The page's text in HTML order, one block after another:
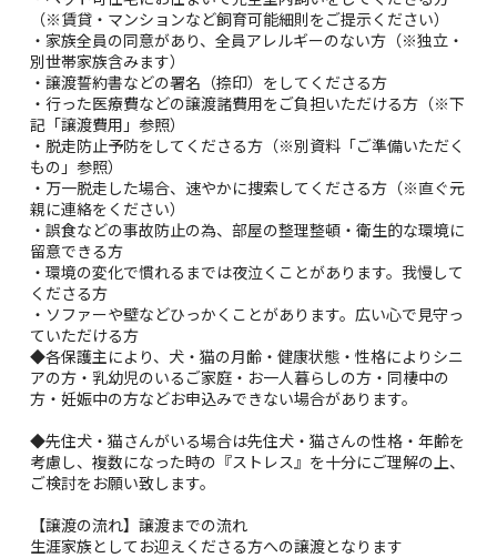
（※賃貸・マンションなど飼育可能細則をご提示ください）
・家族全員の同意があり、全員アレルギーのない方（※独立・
別世帯家族含みます）
・譲渡誓約書などの署名（捺印）をしてくださる方
・行った医療費などの譲渡諸費用をご負担いただける方（※下
記「譲渡費用」参照）
・脱走防止予防をしてくださる方（※別資料「ご準備いただく
もの」参照）
・万一脱走した場合、速やかに捜索してくださる方（※直ぐ元
親に連絡をください）
・誤食などの事故防止の為、部屋の整理整頓・衛生的な環境に
留意できる方
・環境の変化で慣れるまでは夜泣くことがあります。我慢して
くださる方
・ソファーや壁などひっかくことがあります。広い心で見守っ
ていただける方
◆各保護主により、犬・猫の月齢・健康状態・性格によりシニ
アの方・乳幼児のいるご家庭・お一人暮らしの方・同棲中の
方・妊娠中の方などお申込みできない場合があります。
◆先住犬・猫さんがいる場合は先住犬・猫さんの性格・年齢を
考慮し、複数になった時の『ストレス』を十分にご理解の上、
ご検討をお願い致します。
【譲渡の流れ】譲渡までの流れ
生涯家族としてお迎えくださる方への譲渡となります